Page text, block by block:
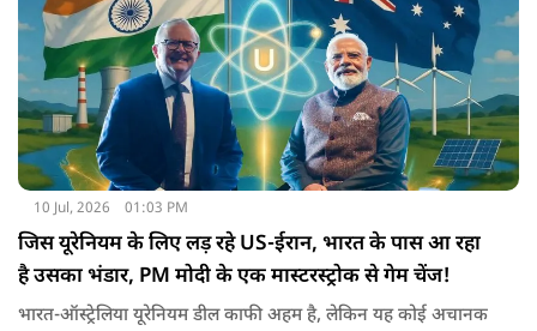
10 Jul, 2026 01:03 PM
जिस यूरेनियम के लिए लड़ रहे US-ईरान, भारत के पास आ रहा
है उसका भंडार, PM मोदी के एक मास्टरस्ट्रोक से गेम चेंज!
भारत-ऑस्ट्रेलिया यूरेनियम डील काफी अहम है, लेकिन यह कोई अचानक